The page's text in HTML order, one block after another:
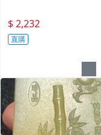
$ 2,232
直購